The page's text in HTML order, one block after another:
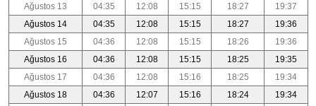
Ağustos 13
04:35 12:08 15:15 18:27
19:37
Ağustos 14
04:35 12:08 15:15 18:27
19:36
Ağustos 15
04:36 12:08 15:15 18:26
19:36
Ağustos 16
04:36 12:08 15:15 18:25
19:35
Ağustos 17
04:36 12:08 15:16 18:25
19:34
Ağustos 18
04:36 12:07 15:16 18:24
19:34